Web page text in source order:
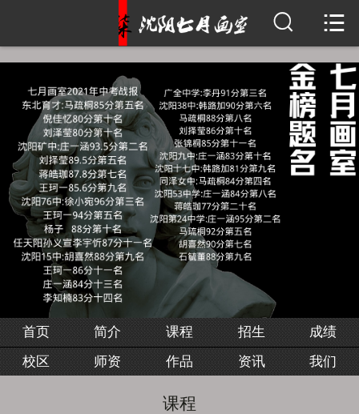
首页
简介
课程
招生
成绩
校区
师资
作品
资讯


首页 简介 课程 招生
成绩
校区
师资 作品 资讯 我们
课程